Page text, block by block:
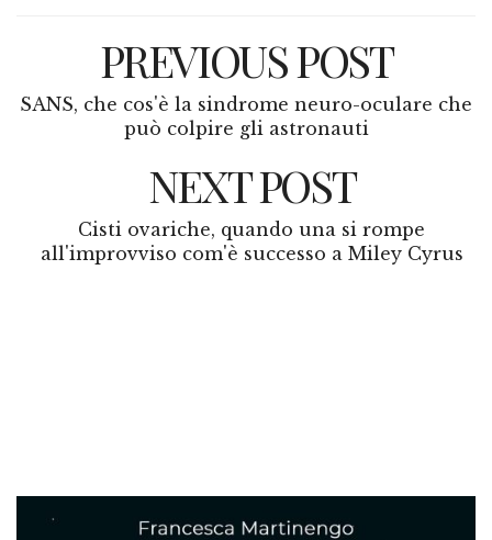
PREVIOUS POST
SANS, che cos'è la sindrome neuro-oculare che
può colpire gli astronauti
NEXT POST
Cisti ovariche, quando una si rompe
all'improvviso com'è successo a Miley Cyrus